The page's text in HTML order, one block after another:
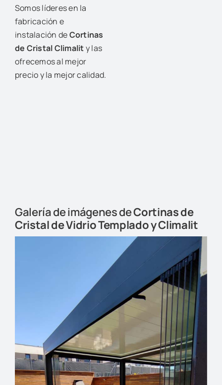
Somos líderes en la
fabricación e
instalación deCortinas
de Cristal Climality las
ofrecemos al mejor
precio y la mejor calidad.
Galería de imágenes deCortinas de
Cristal de Vidrio Templado y Climalit